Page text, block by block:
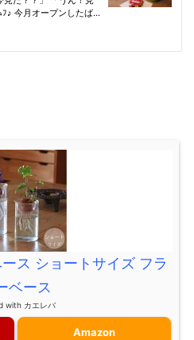
ス ショートサイズ フラ
ベース
with カエレバ
Amazon